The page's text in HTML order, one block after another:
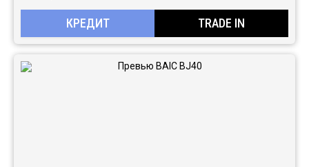
КРЕДИТ TRADE IN